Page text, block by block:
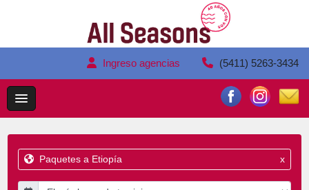
Ingreso agencias (5411) 5263-3434
Paquetes a Etiopía x